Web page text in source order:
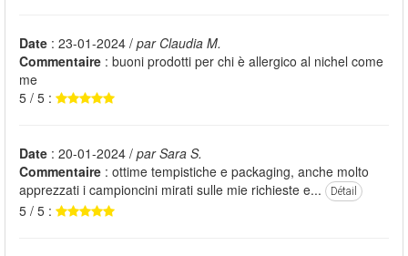
Date : 23-01-2024 / par Claudia M.
Commentaire : buoni prodotti per chi è allergico al nichel come
me
5 / 5 :
Date : 20-01-2024 / par Sara S.
Commentaire : ottime tempistiche e packaging, anche molto
apprezzati i campioncini mirati sulle mie richieste e...
Détail
5 / 5 :